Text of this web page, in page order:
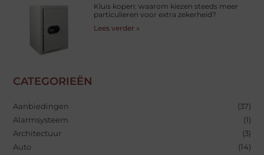
Kluis kopen: waarom kiezen steeds meer
particulieren voor extra zekerheid?
Lees verder »
CATEGORIEËN
Aanbiedingen
(37)
Alarmsysteem
(1)
Architectuur
(3)
Auto
(14)